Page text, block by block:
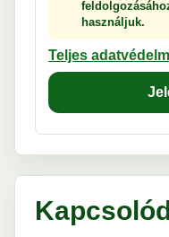
használjuk.
Teljes